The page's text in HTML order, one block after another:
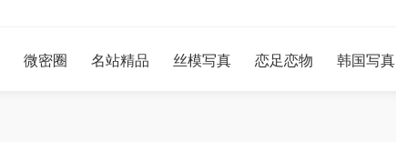
微密圈 名站精品 丝模写真 恋足恋物 韩国写真